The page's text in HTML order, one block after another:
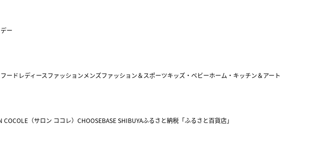
ー
フードレディースファッションメンズファッション＆スポーツキッズ・ベビーホーム・キッチン＆アート
COCOLE（サロン ココレ） CHOOSEBASE SHIBUYAふるさと納税「ふるさと百貨店」